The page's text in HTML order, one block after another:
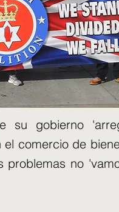
su gobierno
comercio de
problemas no